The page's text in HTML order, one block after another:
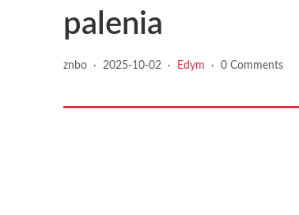
palenia
znbo · 2025-10-02 · Edym · 0 Comments